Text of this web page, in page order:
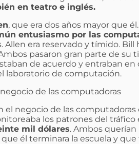
en teatro e inglés.
, que era dos años mayor que él.
entusiasmo por las
era reservado y tímido. Bill
pasaron gran parte de su
de acuerdo y entraban
laboratorio de computación.
de las computadoras
el negocio de las computadoras
los patrones del tráfico
mil dólares. Ambos querían
él terminara la escuela y que